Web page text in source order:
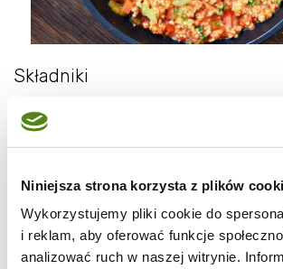
Niniejsza strona korzysta z plików
Wykorzystujemy pliki cookie do
i reklam, aby oferować funkcje
analizować ruch w naszej witrynie.
Składniki
400 g udźca indyka
zmielonego
1 puszka krojonych
sezonie świeżych )